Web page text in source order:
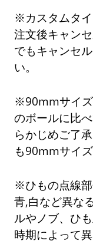
※カスタムタ
注文後キャン
でもキャンセ
い。
※90mmサイ
のボールに比
らかじめご了
も90mmサイズ
※ひもの点線
青,白など異な
ルやノブ、ひ
時期によって